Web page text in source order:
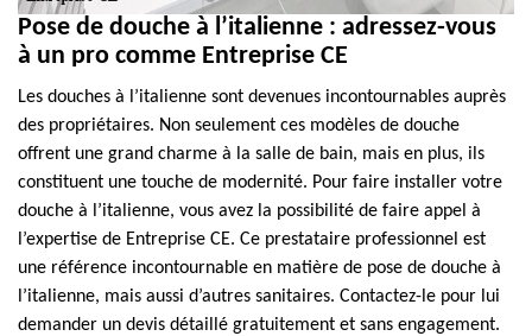
Pose de douche à l’italienne : adressez-vous
à un pro comme Entreprise CE
Les douches à l’italienne sont devenues incontournables auprès
des propriétaires. Non seulement ces modèles de douche
offrent une grand charme à la salle de bain, mais en plus, ils
constituent une touche de modernité. Pour faire installer votre
douche à l’italienne, vous avez la possibilité de faire appel à
l’expertise de Entreprise CE. Ce prestataire professionnel est
une référence incontournable en matière de pose de douche à
l’italienne, mais aussi d’autres sanitaires. Contactez-le pour lui
demander un devis détaillé gratuitement et sans engagement.